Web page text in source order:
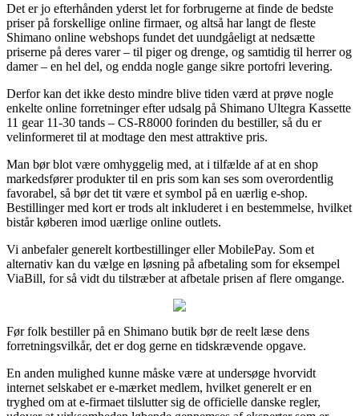
Det er jo efterhånden yderst let for forbrugerne at finde de bedste
priser på forskellige online firmaer, og altså har langt de fleste
Shimano online webshops fundet det uundgåeligt at nedsætte
priserne på deres varer – til piger og drenge, og samtidig til herrer og
damer – en hel del, og endda nogle gange sikre portofri levering.
Derfor kan det ikke desto mindre blive tiden værd at prøve nogle
enkelte online forretninger efter udsalg på Shimano Ultegra Kassette
11 gear 11-30 tands – CS-R8000 forinden du bestiller, så du er
velinformeret til at modtage den mest attraktive pris.
Man bør blot være omhyggelig med, at i tilfælde af at en shop
markedsfører produkter til en pris som kan ses som overordentlig
favorabel, så bør det tit være et symbol på en uærlig e-shop.
Bestillinger med kort er trods alt inkluderet i en bestemmelse, hvilket
bistår køberen imod uærlige online outlets.
Vi anbefaler generelt kortbestillinger eller MobilePay. Som et
alternativ kan du vælge en løsning på afbetaling som for eksempel
ViaBill, for så vidt du tilstræber at afbetale prisen af flere omgange.
Før folk bestiller på en Shimano butik bør de reelt læse dens
forretningsvilkår, det er dog gerne en tidskrævende opgave.
En anden mulighed kunne måske være at undersøge hvorvidt
internet selskabet er e-mærket medlem, hvilket generelt er en
tryghed om at e-firmaet tilslutter sig de officielle danske regler,